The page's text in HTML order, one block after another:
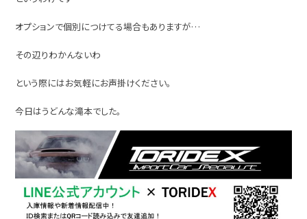
オプションで個別につけてる場合もありますが…
その辺りわかんないわ
という際にはお気軽にお声掛けください。
今日はうどんな滝本でした。